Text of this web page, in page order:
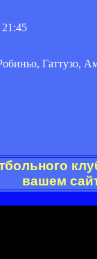
Гаттузо,
вашем